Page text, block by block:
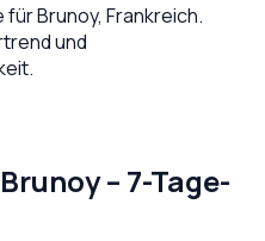
fürBrunoy, Frankreich.
und
Brunoy– 7-Tage-